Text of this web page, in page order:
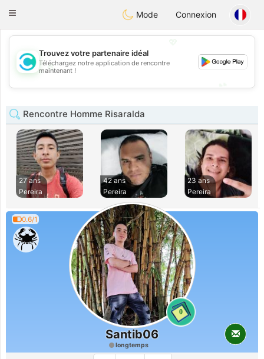
olombiaCitas
Toggle
Mode Connexion
💖
💕
Trouvez votre partenaire idéal
Téléchargez notre application de rencontre
maintenant !
Rencontre Homme Risaralda
27 ans
Pereira
42 ans
Pereira
23 ans
Pereira
0.6/1
0
Santib06
longtemps